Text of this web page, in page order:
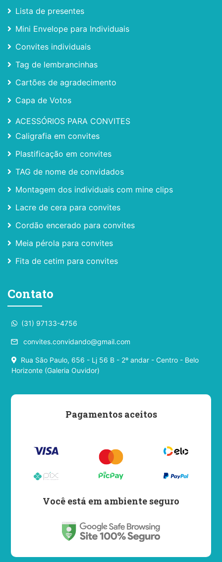
Lista de presentes
Mini Envelope para Individuais
Convites individuais
Tag de lembrancinhas
Cartões de agradecimento
Capa de Votos
ACESSÓRIOS PARA CONVITES
Caligrafia em convites
Plastificação em convites
TAG de nome de convidados
Montagem dos individuais com mine clips
Lacre de cera para convites
Cordão encerado para convites
Meia pérola para convites
Fita de cetim para convites
Contato
(31) 97133-4756
email convites.convidando@gmail.com
Rua São Paulo, 656 - Lj 56 B - 2º andar - Centro - Belo
Horizonte (Galeria Ouvidor)
Pagamentos aceitos
Você está em ambiente seguro